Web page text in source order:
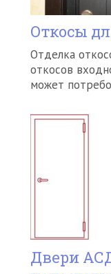
Откосы
Отделка
откосов
может
Двери